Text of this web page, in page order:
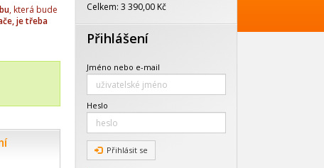
, která bude
je třeba
Celkem: 3 390,00 Kč
Přihlášení
Jméno nebo e-mail
Heslo
Přihlásit se